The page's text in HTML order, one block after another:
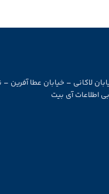
لاکانی – خیابان عطا آفرین
اطلاعات آی بیت